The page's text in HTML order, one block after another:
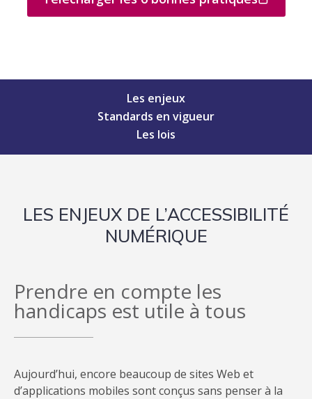
Les enjeux
Standards en vigueur
Les lois
LES ENJEUX DE L’ACCESSIBILITÉ
NUMÉRIQUE
Prendre en compte les
handicaps est utile à tous
Aujourd’hui, encore beaucoup de sites Web et
d’applications mobiles sont conçus sans penser à la